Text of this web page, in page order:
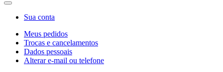
Sua conta
Meus pedidos
Trocas e cancelamentos
Dados pessoais
Alterar e-mail ou telefone